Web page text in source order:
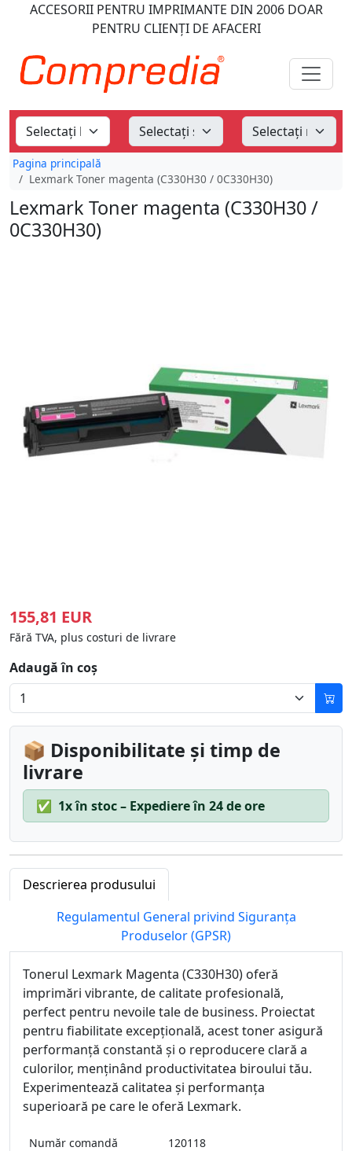
ACCESORII PENTRU IMPRIMANTE DIN 2006DOAR
PENTRU CLIENȚI DE AFACERI
Pagina principală
Lexmark Toner magenta (C330H30 / 0C330H30)
Lexmark Toner magenta (C330H30 /
0C330H30)
155,81 EUR
Fără TVA, plus costuri de livrare
Adaugă în coș
📦 Disponibilitate și timp de
livrare
✅ 1x în stoc – Expediere în 24 de ore
Descrierea produsului
Regulamentul General privind Siguranța
Produselor (GPSR)
Tonerul Lexmark Magenta (C330H30) oferă
imprimări vibrante, de calitate profesională,
perfect pentru nevoile tale de business. Proiectat
pentru fiabilitate excepțională, acest toner asigură
performanță constantă și o reproducere clară a
culorilor, menținând productivitatea biroului tău.
Experimentează calitatea și performanța
superioară pe care le oferă Lexmark.
Număr comandă
120118